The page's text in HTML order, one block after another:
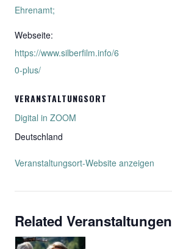
Ehrenamt;
Webseite:
https://www.silberfilm.info/6
0-plus/
VERANSTALTUNGSORT
Digital in ZOOM
Deutschland
Veranstaltungsort-Website anzeigen
Related Veranstaltungen